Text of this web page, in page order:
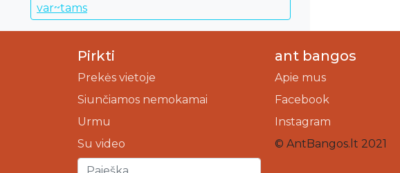
var~tams
Pirkti
Prekės vietoje
Siunčiamos nemokamai
Urmu
Su video
ant bangos
Apie mus
Facebook
Instagram
© AntBangos.lt 2021